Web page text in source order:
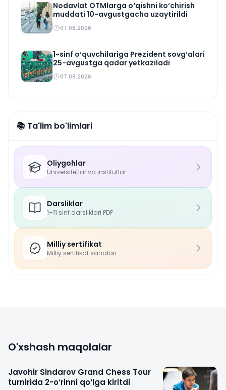
Nodavlat OTMlarga o‘qishni ko‘chirish
muddati 10-avgustgacha uzaytirildi
07.08.2026
1-sinf o‘quvchilariga Prezident sovg‘alari
25-avgustga qadar yetkaziladi
07.08.2026
📚 Ta'lim bo'limlari
Oliygohlar
Universitetlar va institutlar
Darsliklar
1–11 sinf darsliklari PDF
Milliy sertifikat
Milliy sertifikat sanalari
O'xshash maqolalar
Javohir Sindarov Grand Chess Tour
turnirida 2-o‘rinni qo‘lga kiritdi